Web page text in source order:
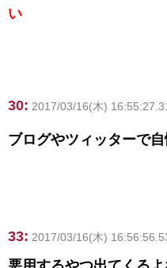
い
30: 2017/03/16(木)
ブログやツィッターで
33: 2017/03/16(木)